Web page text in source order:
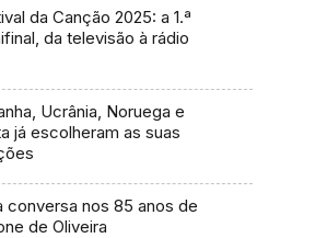
da Canção 2025: a 1.ª
da televisão à rádio
Ucrânia, Noruega e
já escolheram as suas
conversa nos 85 anos de
de Oliveira